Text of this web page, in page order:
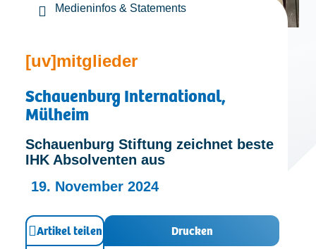
Verband
Kontakt
Medieninfos & Statements
[uv]mitglieder
Schauenburg International,
Mülheim
Schauenburg Stiftung zeichnet beste
IHK Absolventen aus
19. November 2024
Artikel teilen Drucken